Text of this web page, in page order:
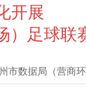
开展
）足球联
市数据局（营商环